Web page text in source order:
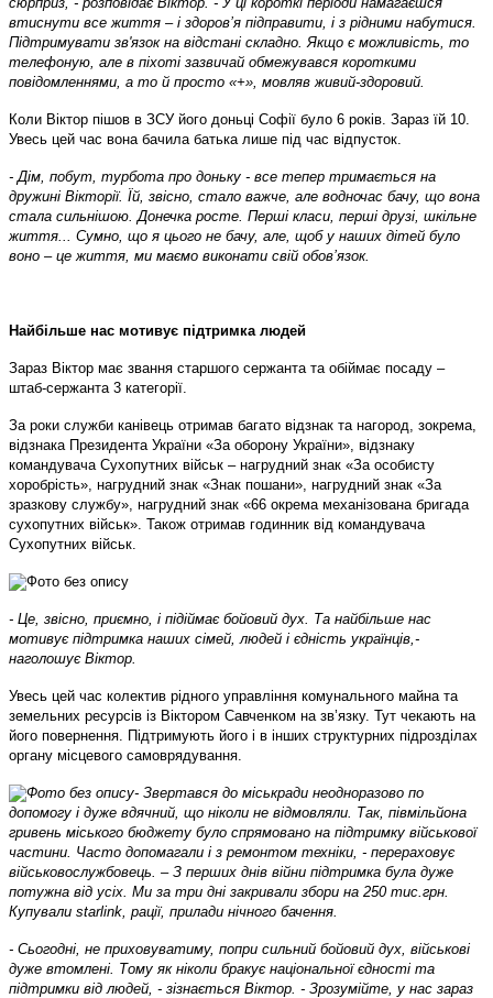
втиснути все життя – і здоров’я підправити, і з рідними набутися.
Підтримувати зв'язок на відстані складно. Якщо є можливість, то
телефоную, але в піхоті зазвичай обмежувався короткими
повідомленнями, а то й просто «+», мовляв живий-здоровий.
Коли Віктор пішов в ЗСУ його доньці Софії було 6 років. Зараз їй 10.
Увесь цей час вона бачила батька лише під час відпусток.
- Дім, побут, турбота про доньку - все тепер тримається на
дружині Вікторії. Їй, звісно, стало важче, але водночас бачу, що вона
стала сильнішою. Донечка росте. Перші класи, перші друзі, шкільне
життя... Сумно, що я цього не бачу, але, щоб у наших дітей було
воно – це життя, ми маємо виконати свій обов’язок.
Найбільше нас мотивує підтримка людей
Зараз Віктор має звання старшого сержанта та обіймає посаду –
штаб-сержанта 3 категорії.
За роки служби канівець отримав багато відзнак та нагород, зокрема,
відзнака Президента України «За оборону України», відзнаку
командувача Сухопутних військ – нагрудний знак «За особисту
хоробрість», нагрудний знак «Знак пошани», нагрудний знак «За
зразкову службу», нагрудний знак «66 окрема механізована бригада
сухопутних військ». Також отримав годинник від командувача
Сухопутних військ.
- Це, звісно, приємно, і підіймає бойовий дух. Та найбільше нас
мотивує підтримка наших сімей, людей і єдність українців,-
наголошує Віктор.
Увесь цей час колектив рідного управління комунального майна та
земельних ресурсів із Віктором Савченком на зв’язку. Тут чекають на
його повернення. Підтримують його і в інших структурних підрозділах
органу місцевого самоврядування.
- Звертався до міськради неодноразово по
допомогу і дуже вдячний, що ніколи не відмовляли. Так, півмільйона
гривень міського бюджету було спрямовано на підтримку військової
частини. Часто допомагали і з ремонтом техніки, - перераховує
військовослужбовець. – З перших днів війни підтримка була дуже
потужна від усіх. Ми за три дні закривали збори на 250 тис.грн.
Купували starlink , рації, прилади нічного бачення.
- Сьогодні, не приховуватиму, попри сильний бойовий дух, військові
дуже втомлені. Тому як ніколи бракує національної єдності та
підтримки від людей, - зізнається Віктор. - Зрозумійте, у нас зараз